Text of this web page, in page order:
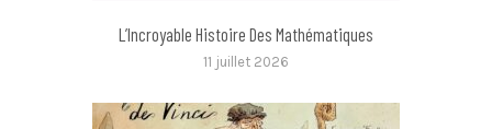
L’Incroyable Histoire Des Mathématiques
11 juillet 2026